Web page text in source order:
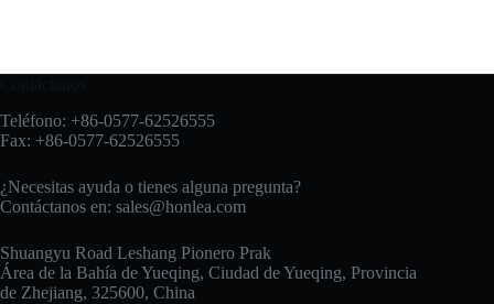
Teléfono: +86-0577-62526555
Fax: +86-0577-62526555
¿Necesitas ayuda o tienes alguna pregunta?
Contáctanos en: sales@honlea.com
Shuangyu Road Leshang Pionero Prak
Área de la Bahía de Yueqing, Ciudad de Yueqing, Provincia
de Zhejiang, 325600, China